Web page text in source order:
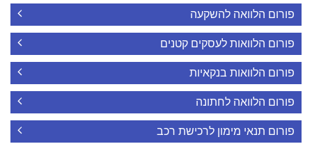
פורום הלוואה להשקעה
פורום הלוואות לעסקים קטנים
פורום הלוואות בנקאיות
פורום הלוואה לחתונה
פורום תנאי מימון לרכישת רכב